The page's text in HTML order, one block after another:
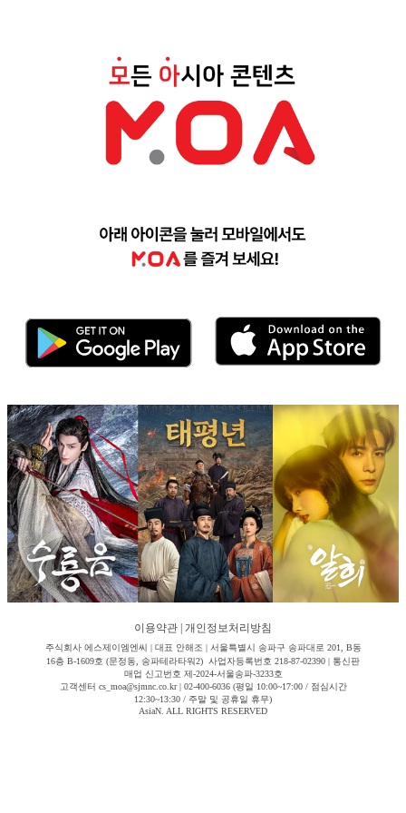
이용약관 개인정보처리방침
주식회사 에스제이엠엔씨 | 대표 안해조 | 서울특별시 송파구 송파대로 201, B동
16층 B-1609호 (문정동, 송파테라타워2) 사업자등록번호 218-87-02390 | 통신판
매업 신고번호 제-2024-서울송파-3233호
고객센터 cs_moa@sjmnc.co.kr | 02-400-6036 (평일 10:00~17:00 / 점심시간
12:30~13:30 / 주말 및 공휴일 휴무)
AsiaN. ALL RIGHTS RESERVED